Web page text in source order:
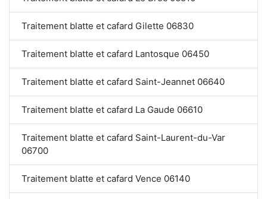
Traitement blatte et cafard Gilette 06830
Traitement blatte et cafard Lantosque 06450
Traitement blatte et cafard Saint-Jeannet 06640
Traitement blatte et cafard La Gaude 06610
Traitement blatte et cafard Saint-Laurent-du-Var
06700
Traitement blatte et cafard Vence 06140